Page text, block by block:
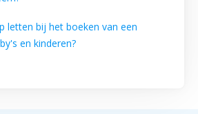
letten bij het boeken van een
en kinderen?